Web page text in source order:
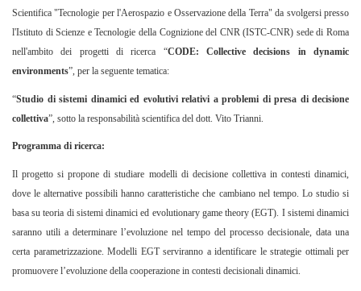
Scientifica "Tecnologie per l'Aerospazio e Osservazione della Terra" da svolgersi presso
l'Istituto di Scienze e Tecnologie della Cognizione del CNR (ISTC-CNR) sede di Roma
nell'ambito dei progetti di ricerca “CODE: Collective decisions in dynamic
environments”, per la seguente tematica:
“Studio di sistemi dinamici ed evolutivi relativi a problemi di presa di decisione
collettiva”, sotto la responsabilità scientifica del dott. Vito Trianni.
Programma di ricerca:
Il progetto si propone di studiare modelli di decisione collettiva in contesti dinamici,
dove le alternative possibili hanno caratteristiche che cambiano nel tempo. Lo studio si
basa su teoria di sistemi dinamici ed evolutionary game theory (EGT). I sistemi dinamici
saranno utili a determinare l’evoluzione nel tempo del processo decisionale, data una
certa parametrizzazione. Modelli EGT serviranno a identificare le strategie ottimali per
promuovere l’evoluzione della cooperazione in contesti decisionali dinamici.